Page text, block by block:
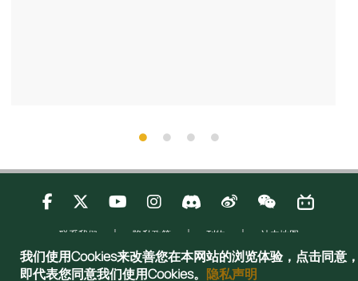
联系我们 隐私政策 刊物
站内地图
Copyright © 2025 Admissions Office, The Registry, The University of Hong
Kong. All rights reserved.
我们使用Cookies来改善您在本网站的浏览体验，点击同意
即代表您同意我们使用Cookies。 隐私声明